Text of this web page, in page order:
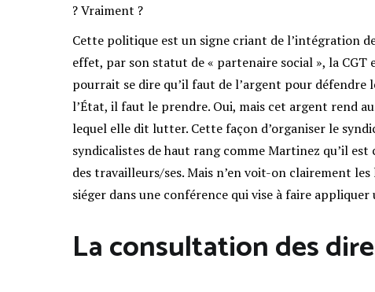
? Vraiment ?
Cette politique est un signe criant de l’intégration
effet, par son statut de « partenaire social », la
pourrait se dire qu’il faut de l’argent pour défendre
l’État, il faut le prendre. Oui, mais cet argent rend
lequel elle dit lutter. Cette façon d’organiser le
syndicalistes de haut rang comme Martinez qu’il
des travailleurs/ses. Mais n’en voit-on clairement
siéger dans une conférence qui vise à faire
La consultation des